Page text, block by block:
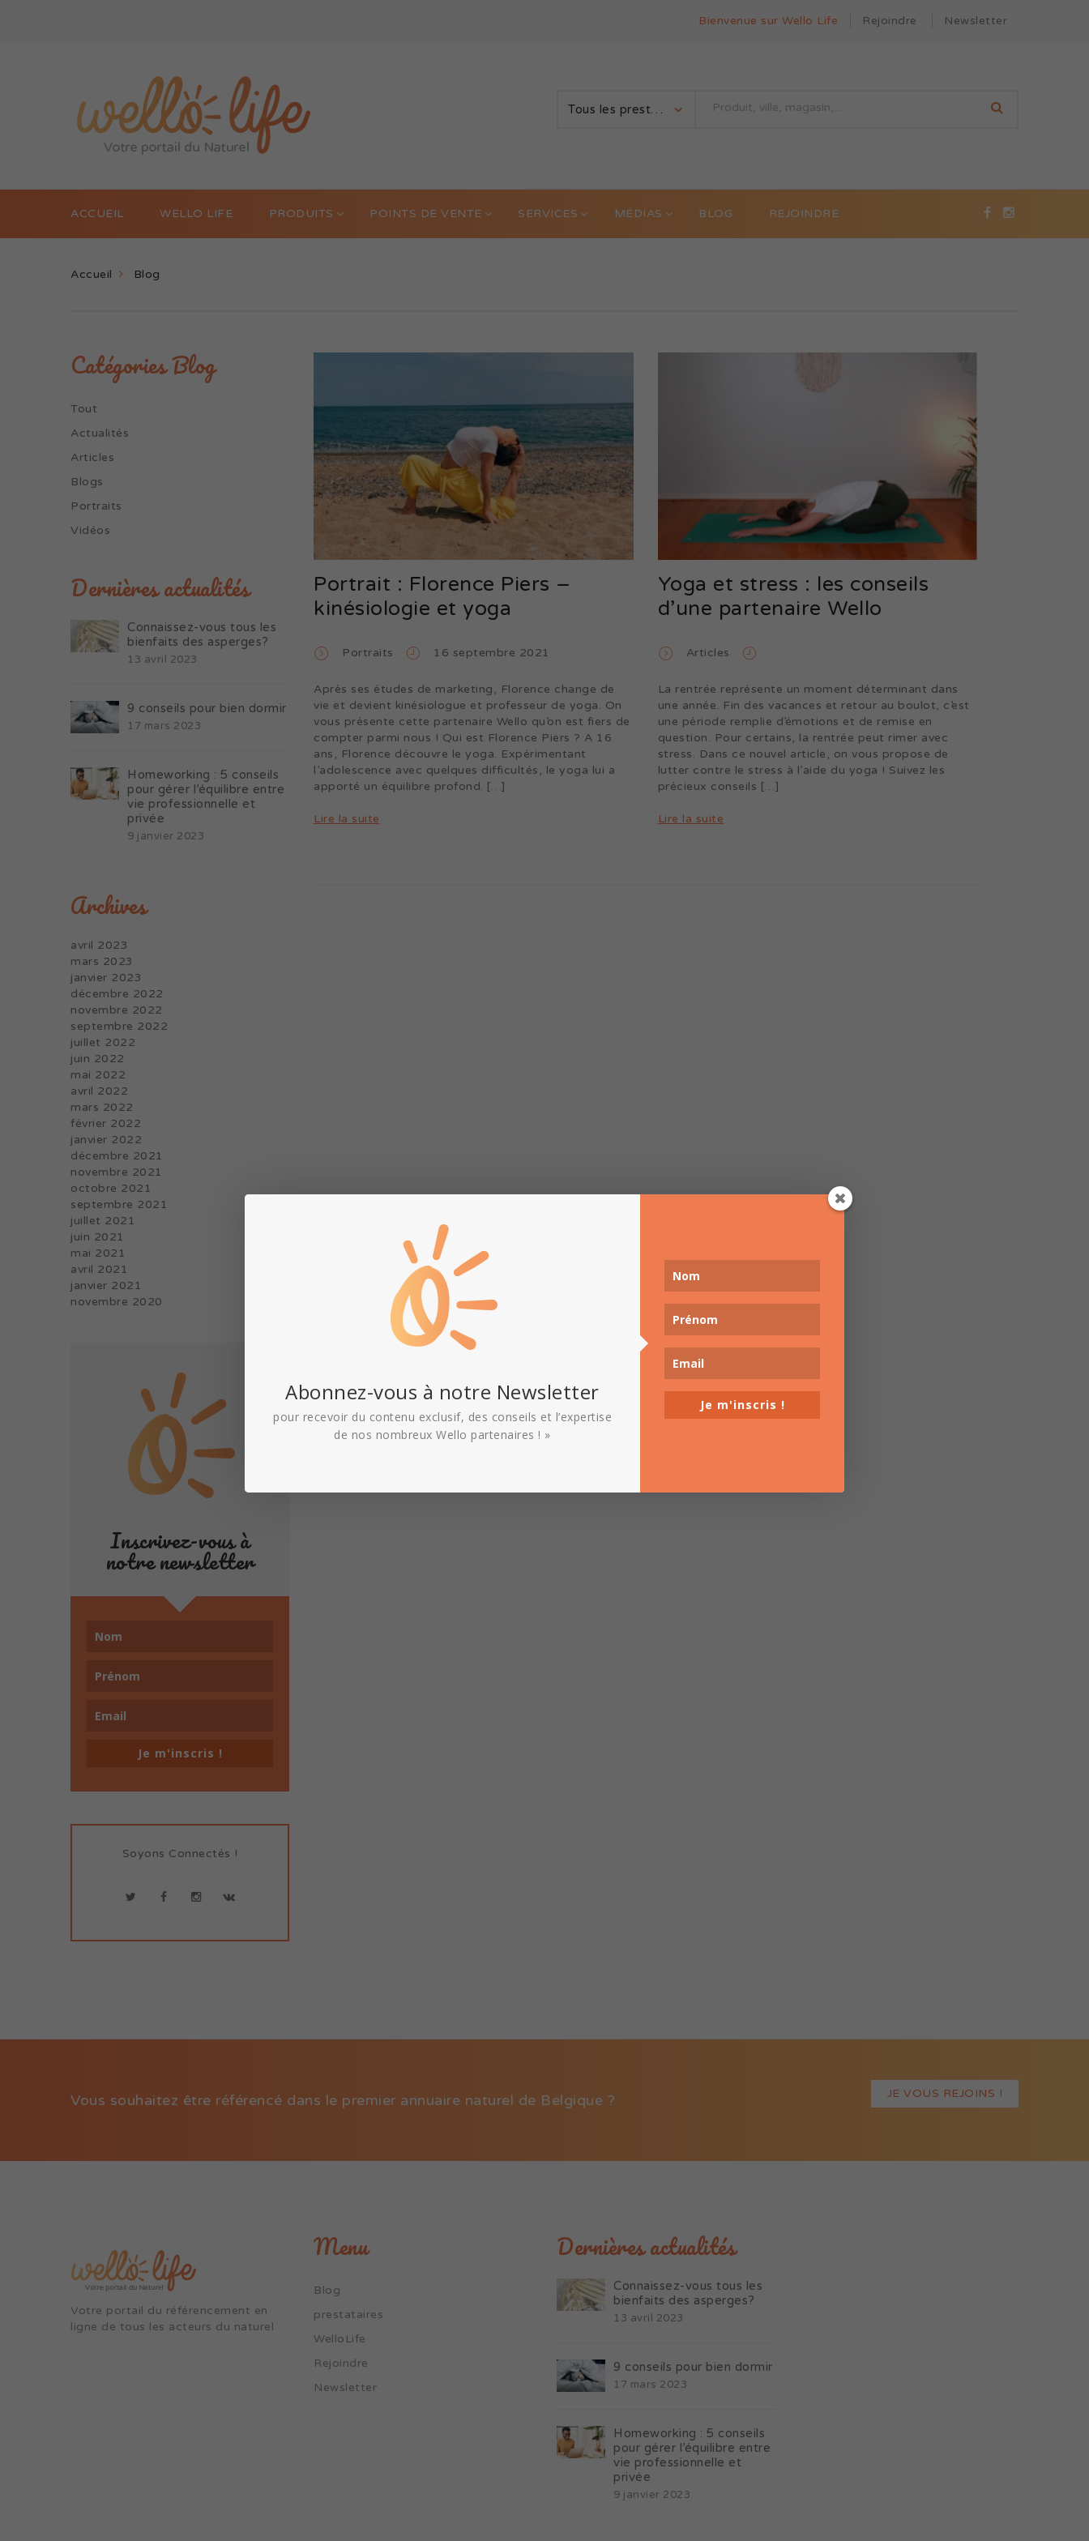
Rejoindre Newsletter
Bienvenue sur Wello Life
Tous les prestataires
ACCUEIL WELLO LIFE PRODUITS POINTS DE VENTE SERVICES MÉDIAS BLOG REJOINDRE
Accueil Blog
Portrait : Florence Piers –
kinésiologie et yoga
Portraits 16 septembre 2021
Après ses études de marketing, Florence change de
vie et devient kinésiologue et professeur de yoga. On
vous présente cette partenaire Wello qu’on est fiers de
compter parmi nous ! Qui est Florence Piers ? A 16
ans, Florence découvre le yoga. Expérimentant
l’adolescence avec quelques difficultés, le yoga lui a
apporté un équilibre profond. […]
Lire la suite
Yoga et stress : les conseils
d’une partenaire Wello
Articles
La rentrée représente un moment déterminant dans
une année. Fin des vacances et retour au boulot, c’est
une période remplie d’émotions et de remise en
question. Pour certains, la rentrée peut rimer avec
stress. Dans ce nouvel article, on vous propose de
lutter contre le stress à l’aide du yoga ! Suivez les
précieux conseils […]
Lire la suite
Catégories Blog
Tout
Actualités
Articles
Blogs
Portraits
Vidéos
Dernières actualités
Connaissez-vous tous les
bienfaits des asperges?
13 avril 2023
9 conseils pour bien dormir
17 mars 2023
Homeworking : 5 conseils
pour gérer l’équilibre entre
vie professionnelle et
privée
9 janvier 2023
Archives
avril 2023
mars 2023
janvier 2023
décembre 2022
novembre 2022
septembre 2022
juillet 2022
juin 2022
mai 2022
avril 2022
mars 2022
février 2022
janvier 2022
décembre 2021
novembre 2021
octobre 2021
septembre 2021
juillet 2021
juin 2021
mai 2021
avril 2021
janvier 2021
novembre 2020
Inscrivez-vous à
notre newsletter
Je m'inscris !
Soyons Connectés !
Vous souhaitez être référencé dans le premier annuaire naturel de Belgique ? JE VOUS REJOINS !
Votre portail du référencement en
ligne de tous les acteurs du naturel
Menu
Blog
prestataires
WelloLife
Rejoindre
Newsletter
Dernières actualités
Connaissez-vous tous les
bienfaits des asperges?
13 avril 2023
9 conseils pour bien dormir
17 mars 2023
Homeworking : 5 conseils
pour gérer l’équilibre entre
vie professionnelle et
privée
9 janvier 2023
Abonnez-vous à notre Newsletter
pour recevoir du contenu exclusif, des conseils et l’expertise
de nos nombreux Wello partenaires ! »
Je m'inscris !